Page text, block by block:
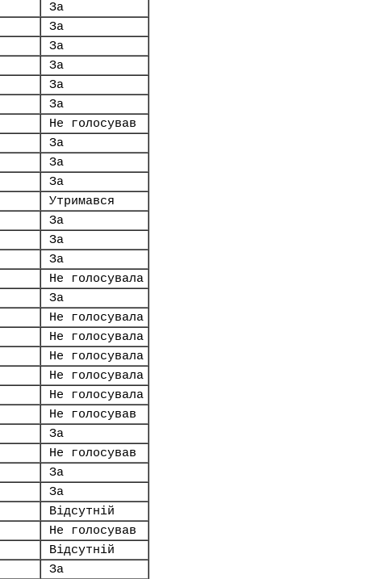
За
За
За
За
За
За
Не голосував
За
За
За
Утримався
За
За
За
Не голосувала
За
Не голосувала
Не голосувала
Не голосувала
Не голосувала
Не голосувала
Не голосував
За
Не голосував
За
За
Відсутній
Не голосував
Відсутній
За